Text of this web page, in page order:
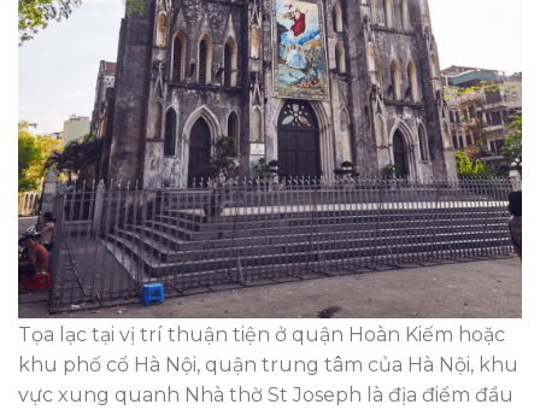
Tọa lạc tại vị trí thuận tiện ở quận Hoàn Kiếm hoặc
khu phố cổ Hà Nội, quận trung tâm của Hà Nội, khu
vực xung quanh Nhà thờ St Joseph là địa điểm đầu